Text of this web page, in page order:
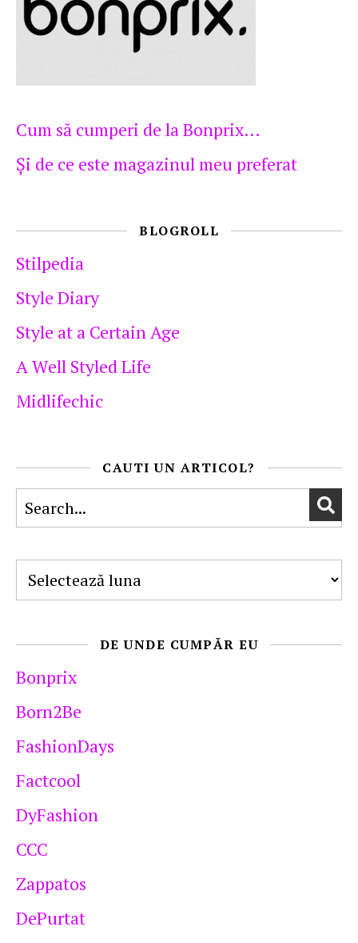
Cum să cumperi de la Bonprix…
Şi de ce este magazinul meu preferat
BLOGROLL
Stilpedia
Style Diary
Style at a Certain Age
A Well Styled Life
Midlifechic
CAUTI UN ARTICOL?
DE UNDE CUMPĂR EU
Bonprix
Born2Be
FashionDays
Factcool
DyFashion
CCC
Zappatos
DePurtat